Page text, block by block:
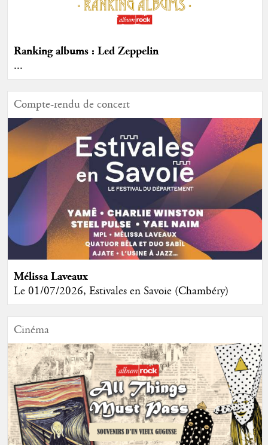
Ranking albums : Led Zeppelin
...
Compte-rendu de concert
Mélissa Laveaux
Le 01/07/2026, Estivales en Savoie (Chambéry)
Cinéma